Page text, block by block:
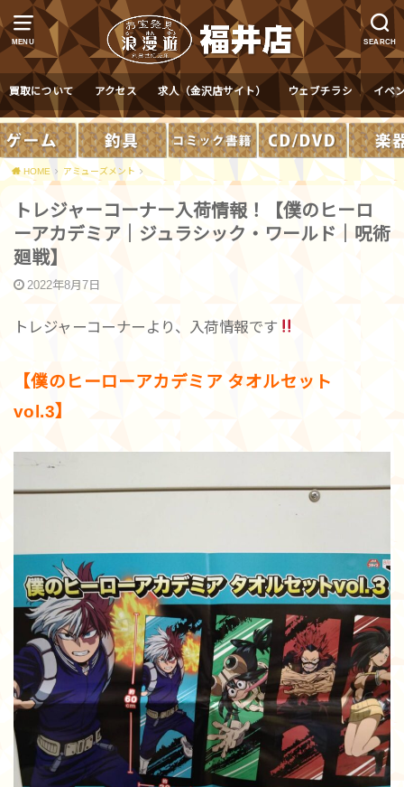
MENU SEARCH
買取について アクセス 求人（金沢店サイト） ウェブチラシ イベ
HOME アミューズメント
トレジャーコーナー入荷情報！【僕のヒーロ
ーアカデミア｜ジュラシック・ワールド｜呪術
廻戦】
2022年8月7日
トレジャーコーナーより、入荷情報です
【僕のヒーローアカデミア タオルセット
vol.3】